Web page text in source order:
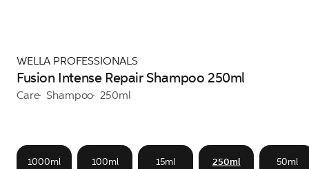
WELLA PROFESSIONALS
Fusion Intense Repair Shampoo 250ml
Care Shampoo 250ml
1000ml 100ml 15ml 250ml 50ml